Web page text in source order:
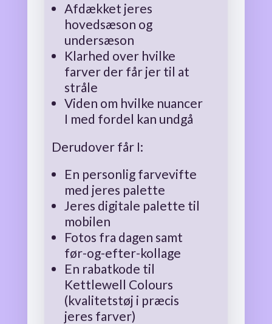
Afdækket jeres
hovedsæson og
undersæson
Klarhed over hvilke
farver der får jer til at
stråle
Viden om hvilke nuancer
I med fordel kan undgå
Derudover får I:
En personlig farvevifte
med jeres palette
Jeres digitale palette til
mobilen
Fotos fra dagen samt
før-og-efter-kollage
En rabatkode til
Kettlewell Colours
(kvalitetstøj i præcis
jeres farver)